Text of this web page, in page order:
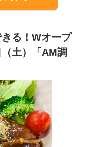
る！Wオープ
土）「AM調